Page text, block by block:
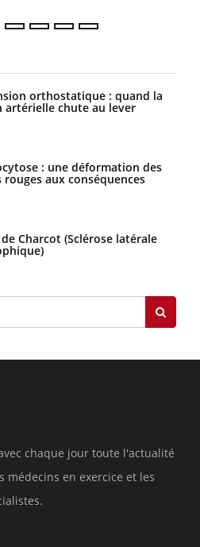
orthostatique : quand la
artérielle chute au lever
: une déformation des
rouges aux conséquences
Charcot (Sclérose latérale
chaque jour toute l'actualité
médecins en exercice et les